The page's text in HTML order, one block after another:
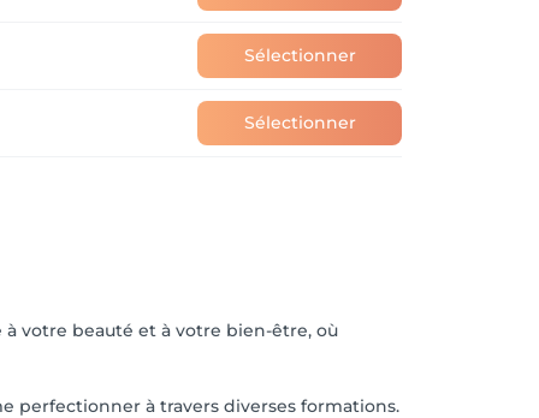
Sélectionner
Sélectionner
à votre beauté et à votre bien-être, où
perfectionner à travers diverses formations.